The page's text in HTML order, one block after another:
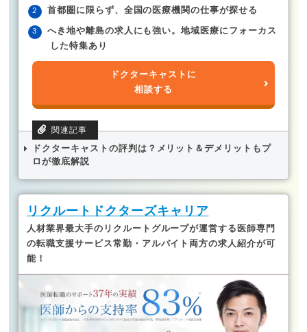
首都圏に限らず、全国の医療機関の仕事が探せる
へき地や離島の求人にも強い。地域医療にフォーカス
した特集あり
ドクターキャストに
相談する
ドクターキャストの評判は？メリット＆デメリットもプ
ロが徹底解説
リクルートドクターズキャリア
人材業界最大手のリクルートグループが運営する医師専門
の転職支援サービス常勤・アルバイト両方の求人紹介が可
能！